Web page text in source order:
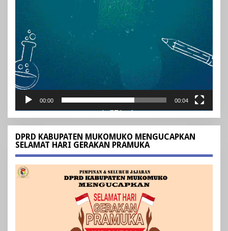
00:00 00:04
DPRD KABUPATEN MUKOMUKO MENGUCAPKAN
SELAMAT HARI GERAKAN PRAMUKA